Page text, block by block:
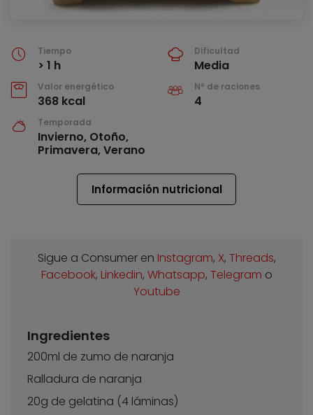
Tiempo
> 1 h
Dificultad
Media
Valor energético
368 kcal
Nº de raciones
4
Temporada
Invierno, Otoño,
Primavera, Verano
Información nutricional
Sigue a Consumer en Instagram, X, Threads,
Facebook, Linkedin, Whatsapp, Telegram o
Youtube
Ingredientes
200ml de zumo de naranja
Ralladura de naranja
20g de gelatina (4 láminas)